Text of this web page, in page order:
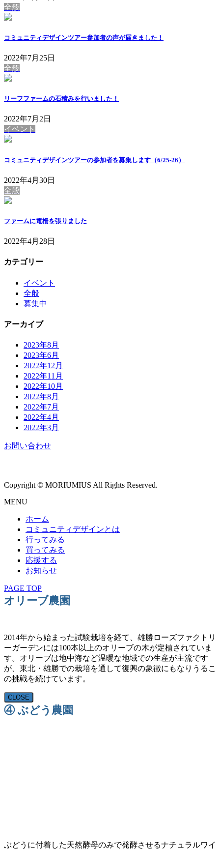
全般
コミュニティデザインツアー参加者の声が届きました！
2022年7月25日
全般
リーフファームの石積みを行いました！
2022年7月2日
イベント
コミュニティデザインツアーの参加者を募集します（6/25-26）
2022年4月30日
全般
ファームに電柵を張りました
2022年4月28日
カテゴリー
イベント
全般
募集中
アーカイブ
2023年8月
2023年6月
2022年12月
2022年11月
2022年10月
2022年8月
2022年7月
2022年4月
2022年3月
お問い合わせ
Copyright © MORIUMIUS All Rights Reserved.
MENU
ホーム
コミュニティデザインとは
行ってみる
買ってみる
応援する
お知らせ
PAGE TOP
オリーブ農園
2014年から始まった試験栽培を経て、雄勝ローズファクトリ
ーガーデンには100本以上のオリーブの木が定植されていま
す。オリーブは地中海など温暖な地域での生産が主流です
が、東北・雄勝での栽培を通して復興の象徴にもなりうるこ
の挑戦を続けています。
CLOSE
④ ぶどう農園
ぶどうに付着した天然酵母のみで発酵させるナチュラルワイ